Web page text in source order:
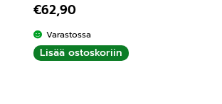
€62,90
Varastossa
Lisää ostoskoriin